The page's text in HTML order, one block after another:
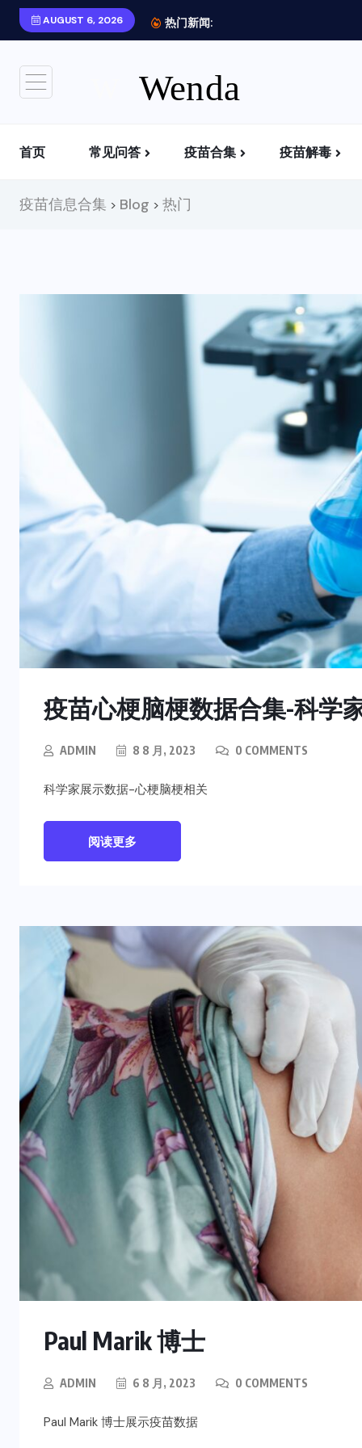
AUGUST 6, 2026 热门新闻:
首页 常见问答 疫苗合集 疫苗解毒
疫苗信息合集 > Blog > 热门
疫苗心梗脑梗数据合集-科学
ADMIN 8 8 月, 2023 0 COMMENTS
科学家展示数据-心梗脑梗相关
阅读更多
Paul Marik 博士
ADMIN 6 8 月, 2023 0 COMMENTS
Paul Marik 博士展示疫苗数据